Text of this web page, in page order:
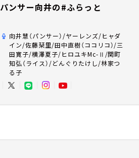
パンサー向井の#ふらっと
向井慧（パンサー）/ヤーレンズ/ヒャダ
イン/佐藤栞里/田中直樹（ココリコ）/三
田寛子/横澤夏子/ヒロユキMc-Ⅱ/関町
知弘（ライス）/どんぐりたけし/林家つ
る子